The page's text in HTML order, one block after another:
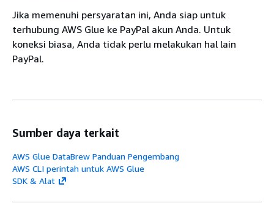
Jika memenuhi persyaratan ini, Anda siap untuk
terhubung AWS Glue ke PayPal akun Anda. Untuk
koneksi biasa, Anda tidak perlu melakukan hal lain
PayPal.
Sumber daya terkait
AWS Glue DataBrew Panduan Pengembang
AWS CLI perintah untuk AWS Glue
SDK & Alat